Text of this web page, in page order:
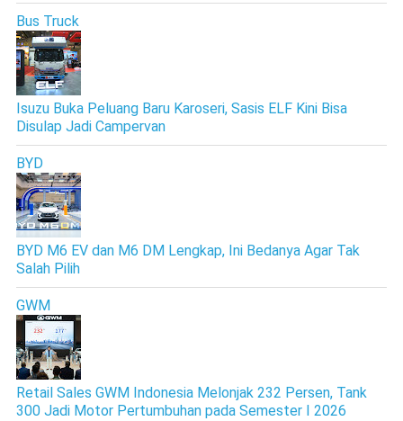
Bus Truck
Isuzu Buka Peluang Baru Karoseri, Sasis ELF Kini Bisa
Disulap Jadi Campervan
BYD
BYD M6 EV dan M6 DM Lengkap, Ini Bedanya Agar Tak
Salah Pilih
GWM
Retail Sales GWM Indonesia Melonjak 232 Persen, Tank
300 Jadi Motor Pertumbuhan pada Semester I 2026